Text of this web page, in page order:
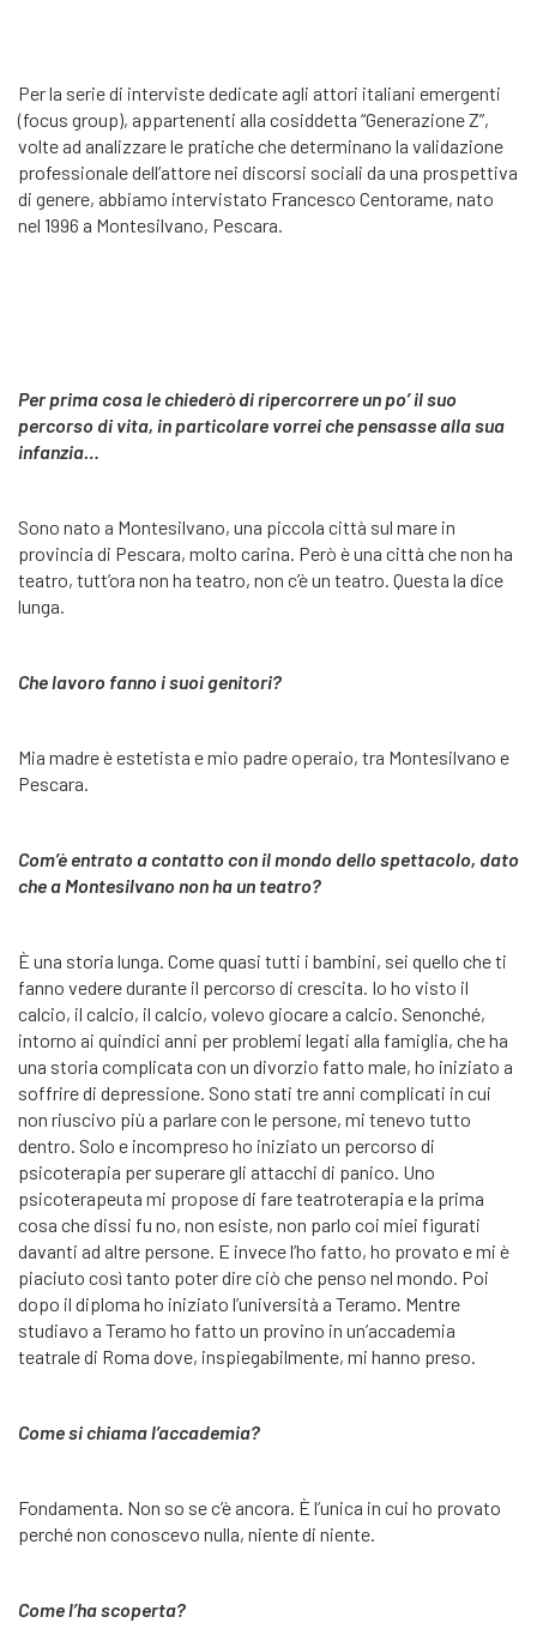
Per la serie di interviste dedicate agli attori italiani emergenti
(focus group), appartenenti alla cosiddetta “Generazione Z”,
volte ad analizzare le pratiche che determinano la validazione
professionale dell’attore nei discorsi sociali da una prospettiva
di genere, abbiamo intervistato Francesco Centorame, nato
nel 1996 a Montesilvano, Pescara.
Per prima cosa le chiederò di ripercorrere un po’ il suo
percorso di vita, in particolare vorrei che pensasse alla sua
infanzia…
Sono nato a Montesilvano, una piccola città sul mare in
provincia di Pescara, molto carina. Però è una città che non ha
teatro, tutt’ora non ha teatro, non c’è un teatro. Questa la dice
lunga.
Che lavoro fanno i suoi genitori?
Mia madre è estetista e mio padre operaio, tra Montesilvano e
Pescara.
Com’è entrato a contatto con il mondo dello spettacolo, dato
che a Montesilvano non ha un teatro?
È una storia lunga. Come quasi tutti i bambini, sei quello che ti
fanno vedere durante il percorso di crescita. Io ho visto il
calcio, il calcio, il calcio, volevo giocare a calcio. Senonché,
intorno ai quindici anni per problemi legati alla famiglia, che ha
una storia complicata con un divorzio fatto male, ho iniziato a
soffrire di depressione. Sono stati tre anni complicati in cui
non riuscivo più a parlare con le persone, mi tenevo tutto
dentro. Solo e incompreso ho iniziato un percorso di
psicoterapia per superare gli attacchi di panico. Uno
psicoterapeuta mi propose di fare teatroterapia e la prima
cosa che dissi fu no, non esiste, non parlo coi miei figurati
davanti ad altre persone. E invece l’ho fatto, ho provato e mi è
piaciuto così tanto poter dire ciò che penso nel mondo. Poi
dopo il diploma ho iniziato l’università a Teramo. Mentre
studiavo a Teramo ho fatto un provino in un’accademia
teatrale di Roma dove, inspiegabilmente, mi hanno preso.
Come si chiama l’accademia?
Fondamenta. Non so se c’è ancora. È l’unica in cui ho provato
perché non conoscevo nulla, niente di niente.
Come l’ha scoperta?